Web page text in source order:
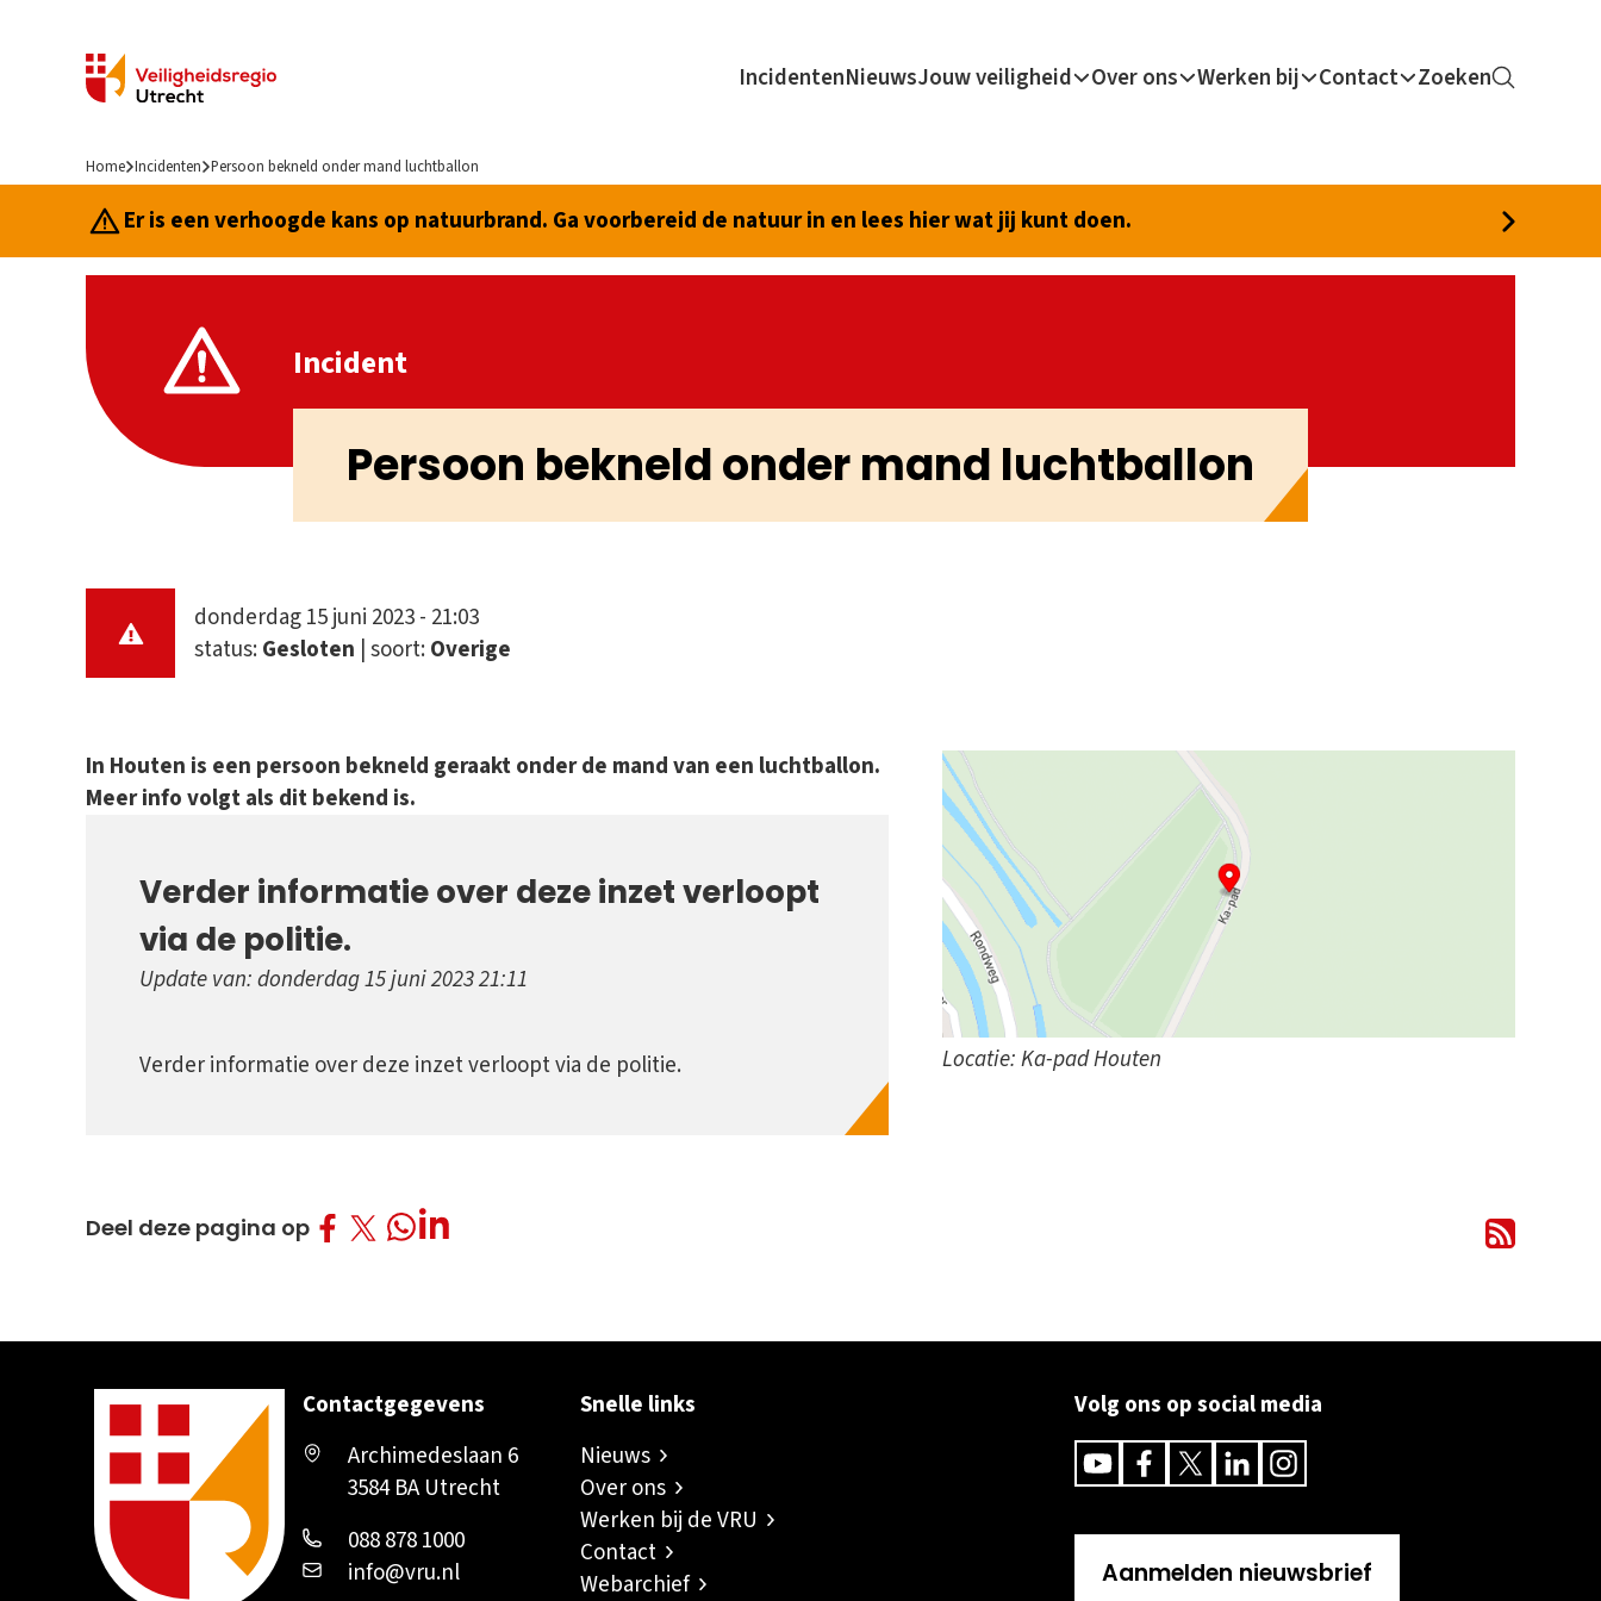
IncidentenNieuwsJouw veiligheid Over ons Werken bij Contact Zoeken
Home Incidenten Persoon bekneld onder mand luchtballon
Er is een verhoogde kans op natuurbrand. Ga voorbereid de natuur in en lees hier wat jij kunt doen.
Incident
Persoon bekneld onder mand luchtballon
donderdag 15 juni 2023 - 21:03
status:Gesloten | soort:Overige
In Houten is een persoon bekneld geraakt onder de mand van een luchtballon.
Meer info volgt als dit bekend is.
Verder informatie over deze inzet verloopt
via de politie.
Update van: donderdag 15 juni 2023 21:11
Verder informatie over deze inzet verloopt via de politie. Locatie: Ka-pad Houten
Deel deze pagina opDeel op Facebook
Deel op Twitter
Deel op Whatsapp
Deel op LinkedIn
Contactgegevens
Archimedeslaan 6
3584 BA Utrecht
088 878 1000
info@vru.nl
Snelle links
Nieuws
Over ons
Werken bij de VRU
Contact
Webarchief
Volg ons op social media
YoutubeFacebookTwitterLinkedinInstagram
Aanmelden nieuwsbrief